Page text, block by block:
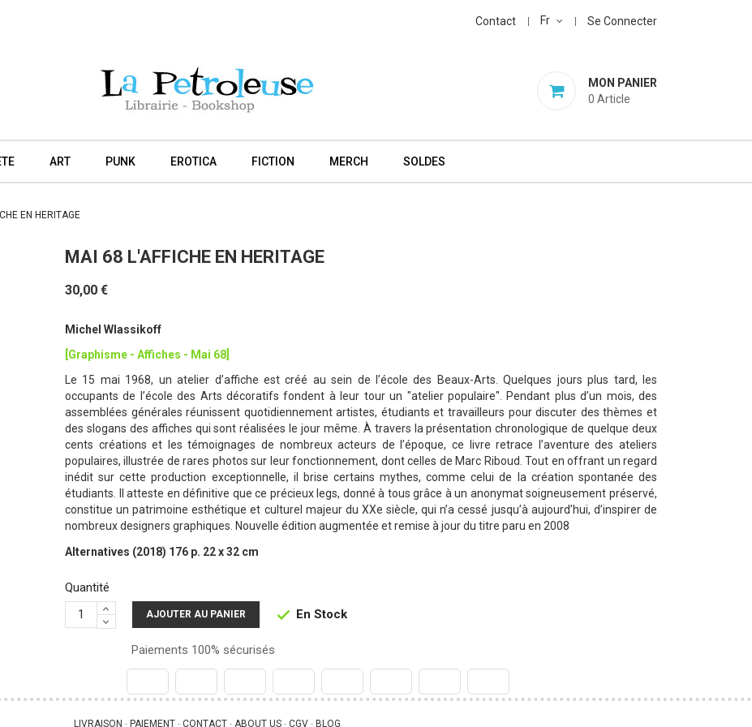
Contact Fr Se Connecter
MON PANIER
0 Article
ART PUNK EROTICA FICTION MERCH SOLDES
EN HERITAGE
MAI 68 L'AFFICHE EN HERITAGE
30,00 €
Michel Wlassikoff
[Graphisme - Affiches - Mai 68]
Le 15 mai 1968, un atelier d’affiche est créé au sein de l’école des Beaux-Arts. Quelques jours plus tard, les
occupants de l’école des Arts décoratifs fondent à leur tour un "atelier populaire". Pendant plus d’un mois, des
assemblées générales réunissent quotidiennement artistes, étudiants et travailleurs pour discuter des thèmes et
des slogans des affiches qui sont réalisées le jour même. À travers la présentation chronologique de quelque deux
cents créations et les témoignages de nombreux acteurs de l’époque, ce livre retrace l’aventure des ateliers
populaires, illustrée de rares photos sur leur fonctionnement, dont celles de Marc Riboud. Tout en offrant un regard
inédit sur cette production exceptionnelle, il brise certains mythes, comme celui de la création spontanée des
étudiants. Il atteste en définitive que ce précieux legs, donné à tous grâce à un anonymat soigneusement préservé,
constitue un patrimoine esthétique et culturel majeur du XXe siècle, qui n’a cessé jusqu’à aujourd’hui, d’inspirer de
nombreux designers graphiques. Nouvelle édition augmentée et remise à jour du titre paru en 2008
Alternatives (2018) 176 p. 22 x 32 cm
Quantité
AJOUTER AU PANIER  En Stock
Paiements 100% sécurisés
LIVRAISON - PAIEMENT - CONTACT - ABOUT US - CGV - BLOG